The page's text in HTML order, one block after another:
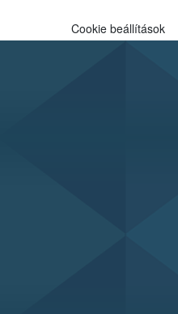
Cookie beállítások